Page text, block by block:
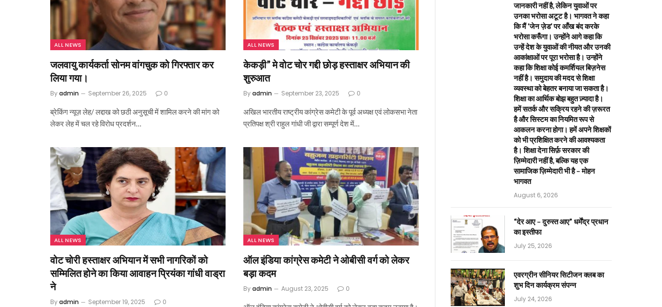
ALL NEWS
जलवायु कार्यकर्ता सोनम वांगचुक को गिरफ्तार कर
लिया गया।
Byadmin September 26, 2025 0
ब्रेकिंग न्यूज़ लेह/ लद्दाख को छठी अनुसूची में शामिल करने की मांग को
लेकर लेह में चल रहे विरोध प्रदर्शन…
ALL NEWS
केकड़ी” मे वोट चोर गद्दी छोड़ हस्ताक्षर अभियान की
शुरुआत
Byadmin September 23, 2025 0
अखिल भारतीय राष्ट्रीय कांग्रेस कमेटी के पूर्व अध्यक्ष एवं लोकसभा नेता
प्रतिपक्ष श्री राहुल गांधी जी द्वारा सम्पूर्ण देश में…
ALL NEWS
वोट चोरी हस्ताक्षर अभियान में सभी नागरिकों को
सम्मिलित होने का किया आवाहन प्रियंका गांधी वाड्रा
ने
Byadmin September 19, 2025 0
ALL NEWS
ऑल इंडिया कांग्रेस कमेटी ने ओबीसी वर्ग को लेकर
बड़ा कदम
Byadmin August 23, 2025 0
जानकारी नहीं है, लेकिन युवाओं पर
उनका भरोसा अटूट है। भागवत ने कहा
कि मैं ‘जेन ज़ेड’ पर आँख बंद करके
भरोसा करूँगा। उन्होंने आगे कहा कि
उन्हें देश के युवाओं की नीयत और उनकी
आकांक्षाओं पर पूरा भरोसा है। उन्होंने
कहा कि शिक्षा कोई कमर्शियल बिज़नेस
नहीं है। समुदाय की मदद से शिक्षा
व्यवस्था को बेहतर बनाया जा सकता है।
शिक्षा का आर्थिक बोझ बहुत ज़्यादा है।
हमें सतर्क और सक्रिय रहने की ज़रूरत
है और सिस्टम का नियमित रूप से
आकलन करना होगा। हमें अपने शिक्षकों
को भी प्रशिक्षित करने की आवश्यकता
है। शिक्षा देना सिर्फ़ सरकार की
ज़िम्मेदारी नहीं है, बल्कि यह एक
सामाजिक ज़िम्मेदारी भी है – मोहन
भागवत
August 6, 2026
“देर आए – दुरुस्त आए” धर्मेंद्र प्रधान
का इस्तीफा
July 25, 2026
एवरग्रीन सीनियर सिटीजन क्लब का
शुभ दिन कार्यक्रम संपन्न
July 24, 2026